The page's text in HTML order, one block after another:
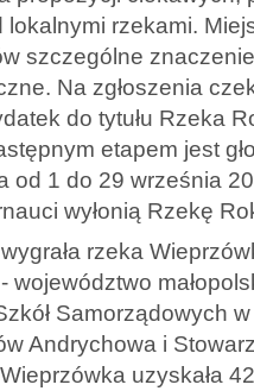
rzekami.
szczególne
Na zgłoszenia
do tytułu Rzeka
etapem jest
od 1 do 29 września
wyłonią Rzekę
rzeka
województwo
Samorządowych
Andrychowa i
uzyskała